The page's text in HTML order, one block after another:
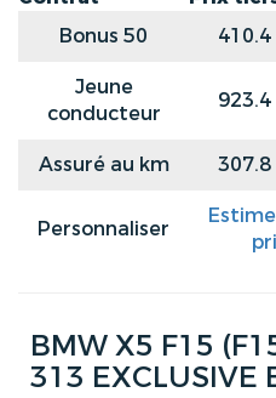
Bonus 50
Jeune
conducteur
Assuré au km
Personnaliser
BMW X5 F15
313 EXCLUSIVE